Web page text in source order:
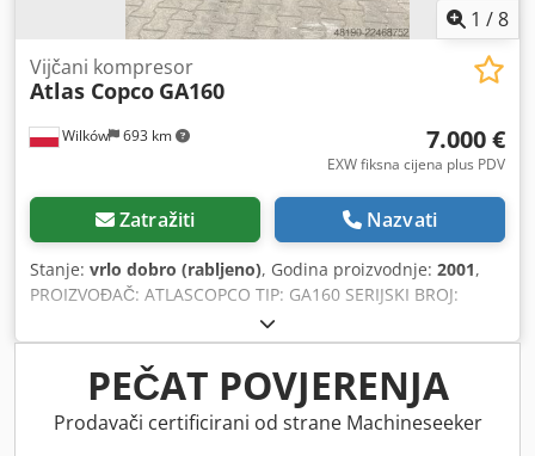
1 /8
Wilków 693 km
Vijčani kompresor
Atlas Copco GA160
7.000 €
EXW fiksna cijena plus PDV
Zatražiti Nazvati
Stanje: vrlo dobro (rabljeno), Godina proizvodnje: 2001,
PROIZVOĐAČ: ATLASCOPCO TIP: GA160 SERIJSKI BROJ:
AIF072890 GODINA: 2001 SNAGA (kW): 167 PROPUSTNOST
(m3/min): 21 TLAK (bar): 8,5 SATI RADA (STVARNI/UKUPNO)
PRETVORNIK: ne UGRAĐENI SUŠAČ: ne IZMJENJIVAČ
TOPLINE: ne Djdpfxozq Afus Achjkr HLAĐENJE
(ZRAK/VODA): zrak NA REZERVOARU: ne DOKUMENTACIJA:
PEČAT POVJERENJA
Prodavači certificirani od strane Machineseeker